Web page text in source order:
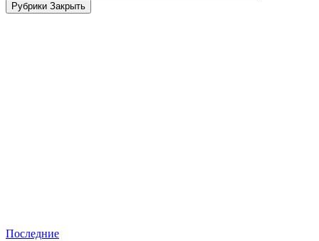
Рубрики Закрыть
Последние